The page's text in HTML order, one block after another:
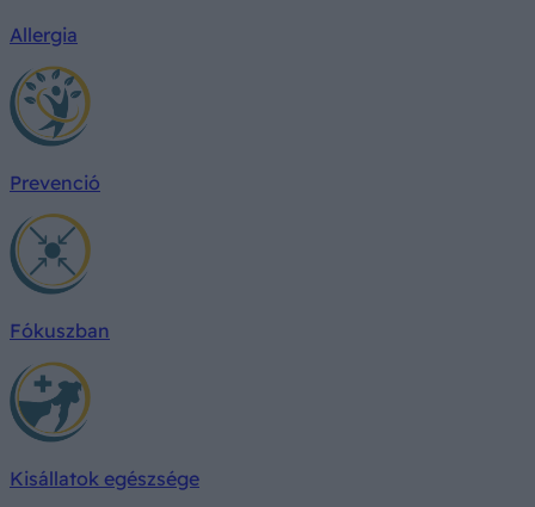
Allergia
Prevenció
Fókuszban
Kisállatok egészsége